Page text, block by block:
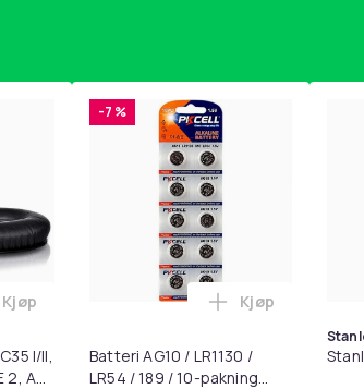
motstandsbånd - mage- og
I/II,
2, AE
Legg Øreputer for Bose QC35 I/II, QC25, QC15,
Kjøp
-7 %
Batteri AG10 / LR1130 /
LR54 / 189 / 10-pakning
Legg Batteri
Kjøp